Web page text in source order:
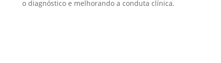
o diagnóstico e melhorando a conduta clínica.